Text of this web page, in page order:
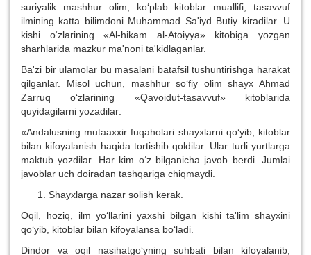
suriyalik mashhur olim, ko‘plab kitoblar muallifi, tasavvuf
ilmining katta bilimdoni Muhammad Sa'iyd Butiy kiradilar. U
kishi o‘zlarining «Al-hikam al-Atoiyya» kitobiga yozgan
sharhlarida mazkur ma'noni ta'kidlaganlar.
Ba'zi bir ulamolar bu masalani batafsil tushuntirishga harakat
qilganlar. Misol uchun, mashhur so‘fiy olim shayx Ahmad
Zarruq o‘zlarining «Qavoidut-tasavvuf» kitoblarida
quyidagilarni yozadilar:
«Andalusning mutaaxxir fuqaholari shayxlarni qo‘yib, kitoblar
bilan kifoyalanish haqida tortishib qoldilar. Ular turli yurtlarga
maktub yozdilar. Har kim o‘z bilganicha javob berdi. Jumlai
javoblar uch doiradan tashqariga chiqmaydi.
Shayxlarga nazar solish kerak.
Oqil, hoziq, ilm yo‘llarini yaxshi bilgan kishi ta'lim shayxini
qo‘yib, kitoblar bilan kifoyalansa bo‘ladi.
Dindor va oqil nasihatgo‘yning suhbati bilan kifoyalanib,